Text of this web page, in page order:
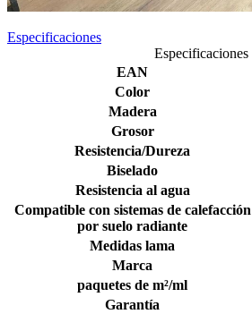
Especificaciones
Especificaciones
EAN
Color
Madera
Grosor
Resistencia/Dureza
Biselado
Resistencia al agua
Compatible con sistemas de calefacción
por suelo radiante
Medidas lama
Marca
paquetes de m²/ml
Garantía